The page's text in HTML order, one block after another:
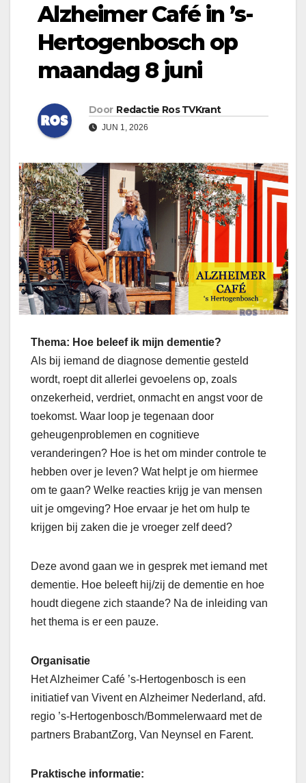
Alzheimer Café in ’s-
Hertogenbosch op
maandag 8 juni
Door Redactie Ros TVKrant
JUN 1, 2026
Thema: Hoe beleef ik mijn dementie?
Als bij iemand de diagnose dementie gesteld
wordt, roept dit allerlei gevoelens op, zoals
onzekerheid, verdriet, onmacht en angst voor de
toekomst. Waar loop je tegenaan door
geheugenproblemen en cognitieve
veranderingen? Hoe is het om minder controle te
hebben over je leven? Wat helpt je om hiermee
om te gaan? Welke reacties krijg je van mensen
uit je omgeving? Hoe ervaar je het om hulp te
krijgen bij zaken die je vroeger zelf deed?
Deze avond gaan we in gesprek met iemand met
dementie. Hoe beleeft hij/zij de dementie en hoe
houdt diegene zich staande? Na de inleiding van
het thema is er een pauze.
Organisatie
Het Alzheimer Café ’s-Hertogenbosch is een
initiatief van Vivent en Alzheimer Nederland, afd.
regio ’s-Hertogenbosch/Bommelerwaard met de
partners BrabantZorg, Van Neynsel en Farent.
Praktische informatie: